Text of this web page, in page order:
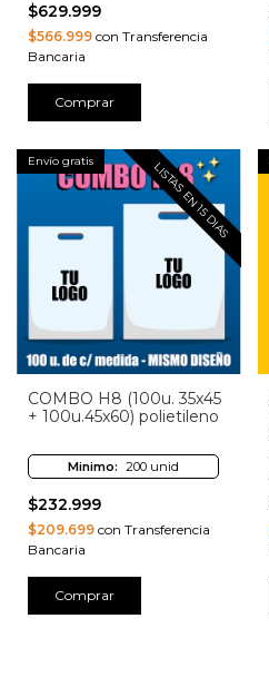
$629.999
$566.999 con Transferencia
Bancaria
Comprar
Envío gratis LISTAS EN 15 DIAS
COMBO H8 (100u. 35x45
+ 100u.45x60) polietileno
Minimo: 200 unid
$232.999
$209.699 con Transferencia
Bancaria
Comprar